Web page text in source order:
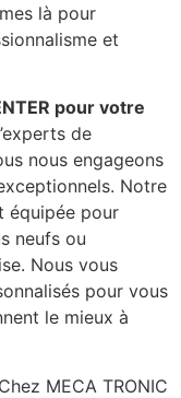
là pour
et
pour votre
de
nous engageons
Notre
équipée pour
neufs ou
Nous vous
pour vous
le mieux à
Chez MECA TRONIC